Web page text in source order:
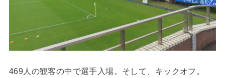
469人の観客の中で選手入場。そして、キックオフ。